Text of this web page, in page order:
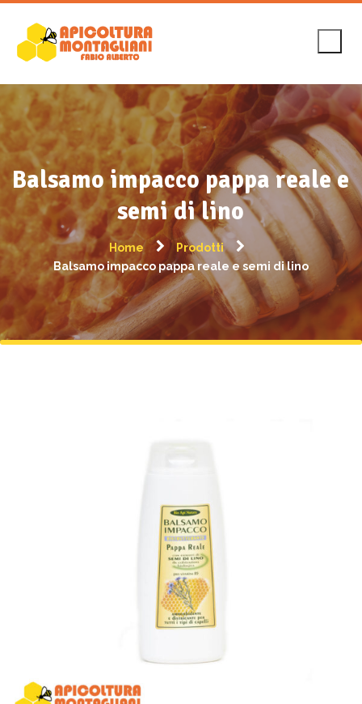
Balsamo impacco pappa reale e
semi di lino
Home
Prodotti
Balsamo impacco pappa reale e semi di lino